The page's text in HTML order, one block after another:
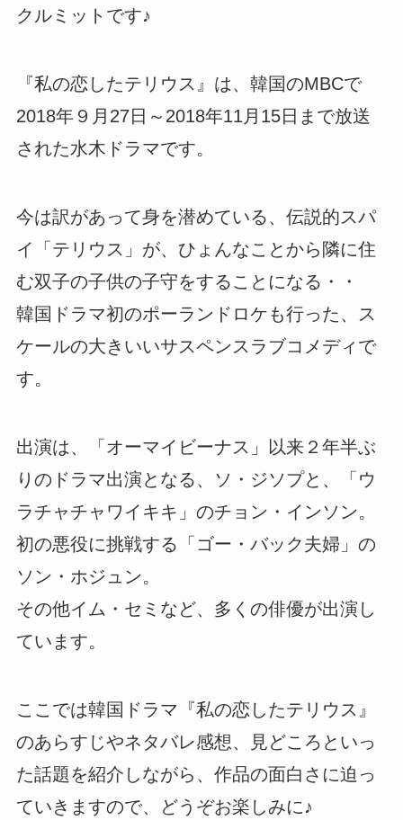
クルミットです♪
『私の恋したテリウス』は、韓国のMBCで
2018年９月27日～2018年11月15日まで放送
された水木ドラマです。
今は訳があって身を潜めている、伝説的スパ
イ「テリウス」が、ひょんなことから隣に住
む双子の子供の子守をすることになる・・
韓国ドラマ初のポーランドロケも行った、ス
ケールの大きいいサスペンスラブコメディで
す。
出演は、「オーマイビーナス」以来２年半ぶ
りのドラマ出演となる、ソ・ジソプと、「ウ
ラチャチャワイキキ」のチョン・インソン。
初の悪役に挑戦する「ゴー・バック夫婦」の
ソン・ホジュン。
その他イム・セミなど、多くの俳優が出演し
ています。
ここでは韓国ドラマ『私の恋したテリウス』
のあらすじやネタバレ感想、見どころといっ
た話題を紹介しながら、作品の面白さに迫っ
ていきますので、どうぞお楽しみに♪